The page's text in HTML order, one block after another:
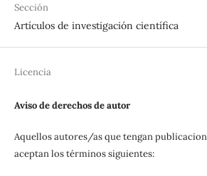
Sección
Artículos de investigación científica
Licencia
Aviso de derechos de autor
Aquellos autores/as que tengan
aceptan los términos siguientes: